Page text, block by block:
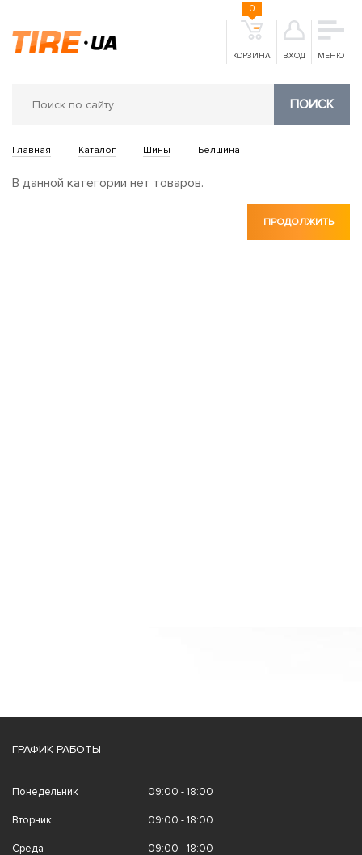
КОРЗИНА
0
ВХОД МЕНЮ
ПОИСК
Главная Каталог Шины Белшина
В данной категории нет товаров.
ПРОДОЛЖИТЬ
ГРАФИК РАБОТЫ
Понедельник 09:00 - 18:00
Вторник 09:00 - 18:00
Среда 09:00 - 18:00